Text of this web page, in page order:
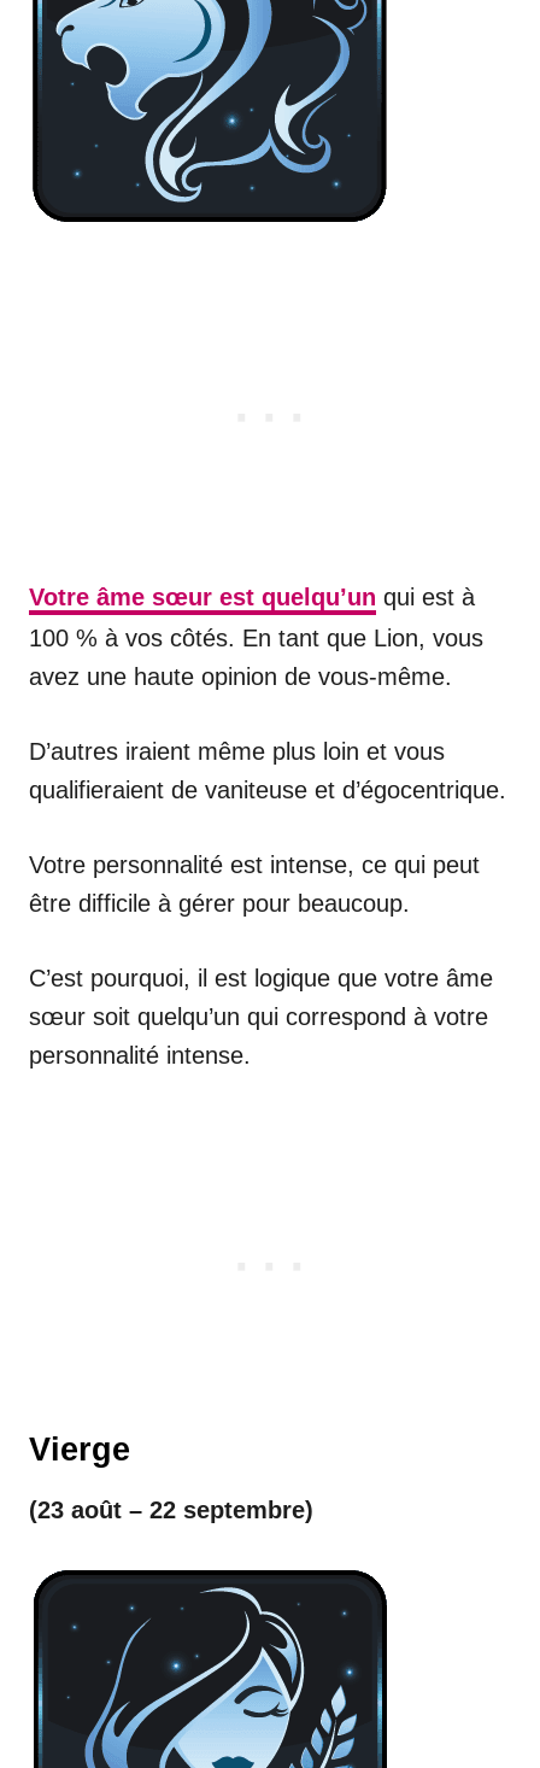
Votre âme sœur est quelqu’un qui est à
100 % à vos côtés. En tant que Lion, vous
avez une haute opinion de vous-même.
D’autres iraient même plus loin et vous
qualifieraient de vaniteuse et d’égocentrique.
Votre personnalité est intense, ce qui peut
être difficile à gérer pour beaucoup.
C’est pourquoi, il est logique que votre âme
sœur soit quelqu’un qui correspond à votre
personnalité intense.
Vierge
(23 août – 22 septembre)